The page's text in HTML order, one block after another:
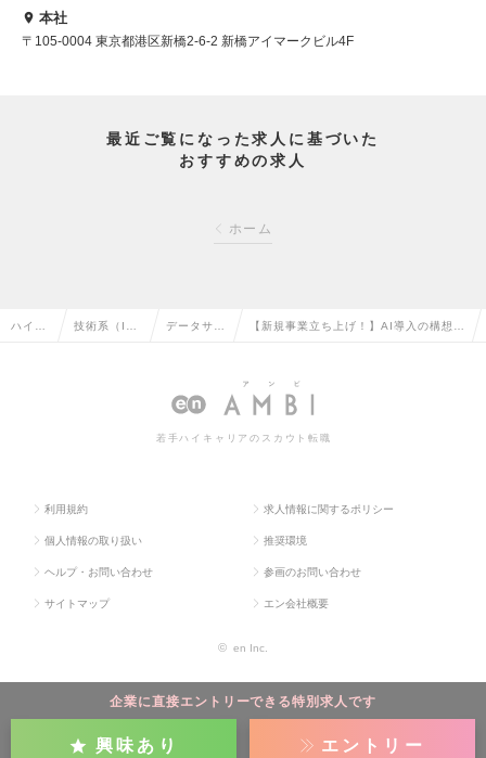
本社
〒105-0004 東京都港区新橋2-6-2 新橋アイマークビル4F
最近ご覧になった求人に基づいた
おすすめの求人
ホーム
企業に直接エントリーできる特別求人です
興味あり エントリー
ハイク 技術系（I データサイ
トの転職
【新規事業立ち上げ！】AI導入の構想策
トになりませんか？の求人情報
若手ハイキャリアのスカウト転職
利用規約 求人情報に関するポリシー
個人情報の取り扱い 推奨環境
ヘルプ・お問い合わせ 参画のお問い合わせ
サイトマップ エン会社概要
© en Inc.